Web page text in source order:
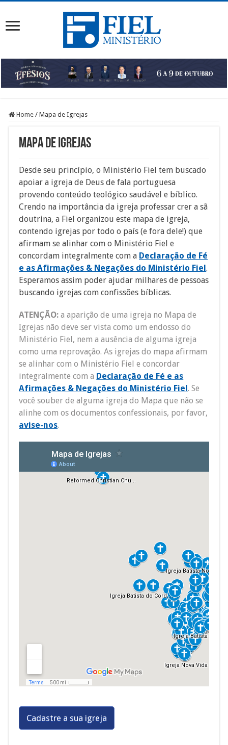
Home / Mapa de Igrejas
Mapa de Igrejas
Desde seu princípio, o Ministério Fiel tem buscado
apoiar a igreja de Deus de fala portuguesa
provendo conteúdo teológico saudável e bíblico.
Crendo na importância da igreja professar crer a sã
doutrina, a Fiel organizou este mapa de igreja,
contendo igrejas por todo o país (e fora dele!) que
afirmam se alinhar com o Ministério Fiel e
concordam integralmente com a Declaração de Fé
e as Afirmações & Negações do Ministério Fiel.
Esperamos assim poder ajudar milhares de pessoas
buscando igrejas com confissões bíblicas.
ATENÇÃO: a aparição de uma igreja no Mapa de
Igrejas não deve ser vista como um endosso do
Ministério Fiel, nem a ausência de alguma igreja
como uma reprovação. As igrejas do mapa afirmam
se alinhar com o Ministério Fiel e concordar
integralmente com a Declaração de Fé e as
Afirmações & Negações do Ministério Fiel. Se
você souber de alguma igreja do Mapa que não se
alinhe com os documentos confessionais, por favor,
avise-nos.
Cadastre a sua igreja